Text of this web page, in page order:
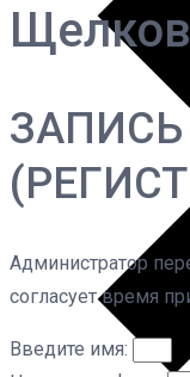
ЗАПИСЬ
Администратор
согласует время
Введите имя: